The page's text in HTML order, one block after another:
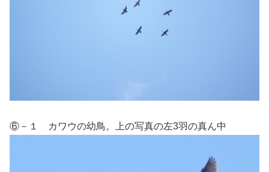
⑥－１ カワウの幼鳥。上の写真の左3羽の真ん中